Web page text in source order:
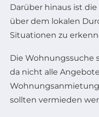
Darüber hinaus ist
über dem lokalen
Situationen zu
Die Wohnungssuche
da nicht alle
sollten vermieden